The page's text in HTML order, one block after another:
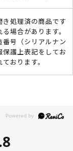
処理済の商品です
場合があります。
号（シリアルナン
護上表記をしてお
おります。